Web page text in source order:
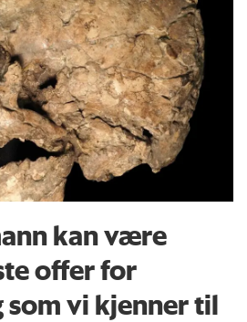
kan være
offer for
vi kjenner til